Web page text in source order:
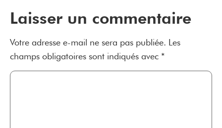
Laisser un commentaire
Votre adresse e-mail ne sera pas publiée. Les
champs obligatoires sont indiqués avec *